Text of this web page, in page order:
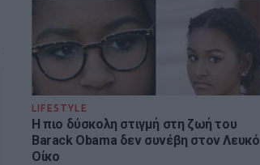
LIFESTYLE
Η πιο δύσκολη στιγμή στη ζωή του
Barack Obama δεν συνέβη στον Λευκό
Οίκο